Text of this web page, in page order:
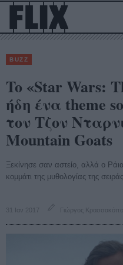
BUZZ
To «Star Wars:
ήδη ένα theme
τον Τζον
Mountain Goats
Ξεκίνησε σαν αστείο, αλλά ο
κομμάτι της μυθολογίας της
31 Ιαν 2017 Γιώργος